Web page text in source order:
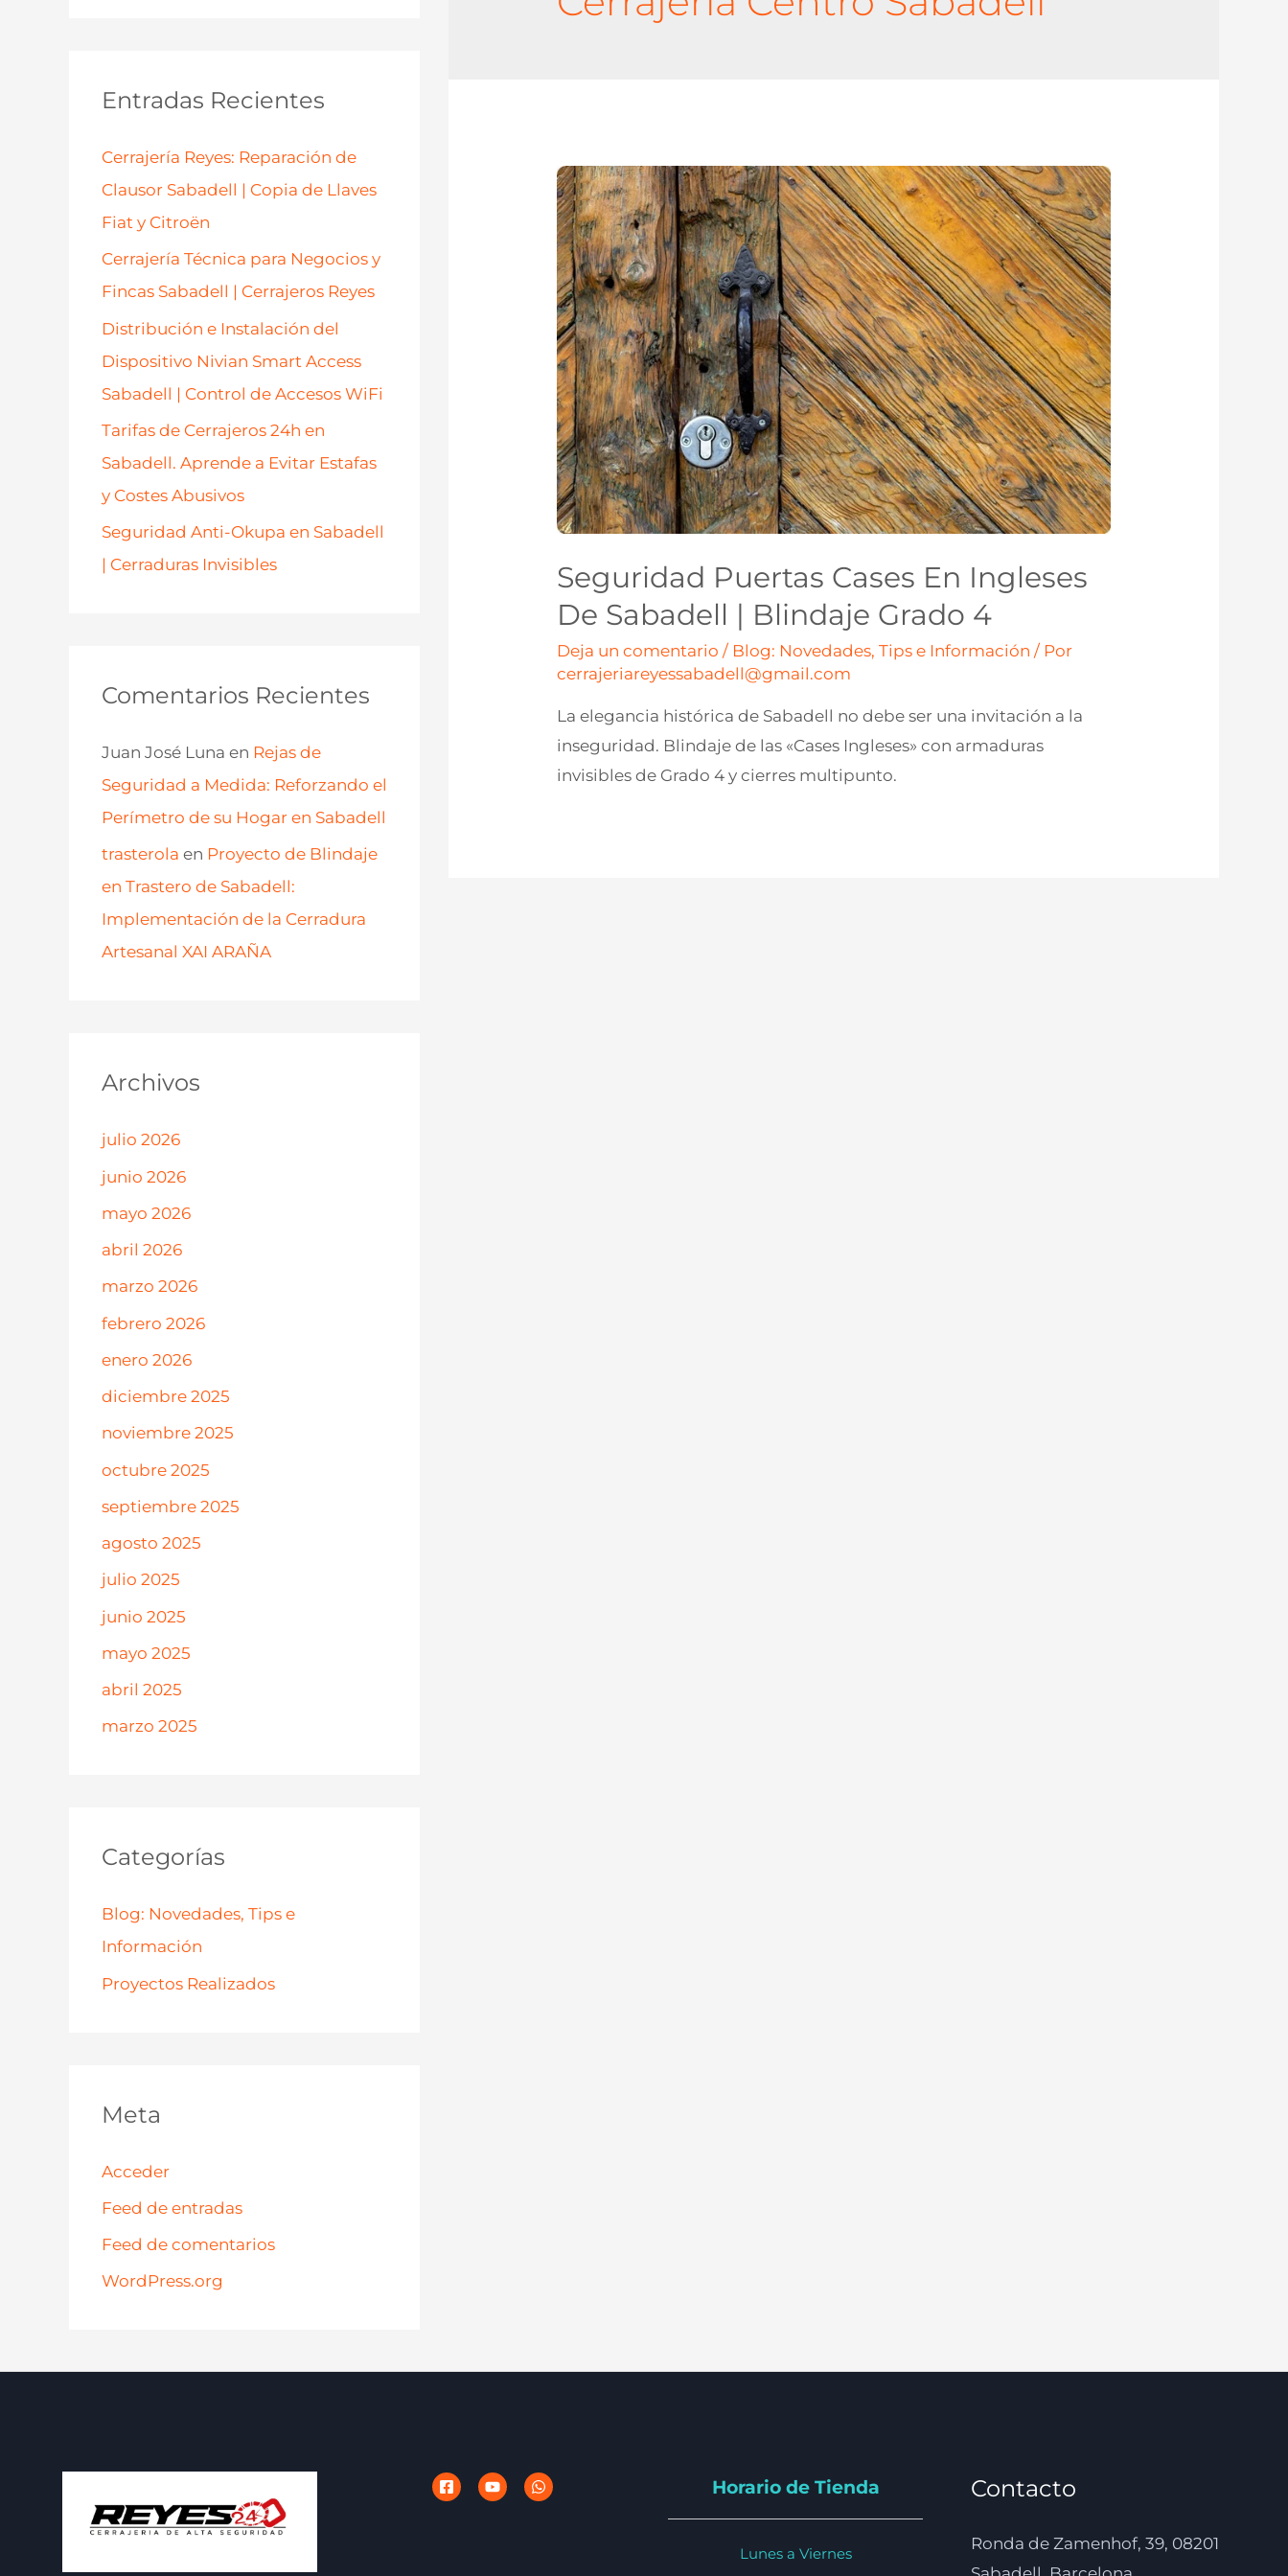
rEntradas Recientes
Cerrajería Reyes: Reparación de
Clausor Sabadell | Copia de Llaves
Fiat y Citroën
Cerrajería Técnica para Negocios y
Fincas Sabadell | Cerrajeros Reyes
Distribución e Instalación del
Dispositivo Nivian Smart Access
Sabadell | Control de Accesos WiFi
Tarifas de Cerrajeros 24h en
Sabadell. Aprende a Evitar Estafas
y Costes Abusivos
Seguridad Anti-Okupa en Sabadell
| Cerraduras Invisibles
Comentarios Recientes
Juan José Luna en Rejas de
Seguridad a Medida: Reforzando el
Perímetro de su Hogar en Sabadell
trasterola en Proyecto de Blindaje
en Trastero de Sabadell:
Implementación de la Cerradura
Artesanal XAI ARAÑA
Archivos
julio 2026
junio 2026
mayo 2026
abril 2026
marzo 2026
febrero 2026
enero 2026
diciembre 2025
noviembre 2025
octubre 2025
septiembre 2025
agosto 2025
julio 2025
junio 2025
mayo 2025
abril 2025
marzo 2025
Categorías
Blog: Novedades, Tips e
Información
Proyectos Realizados
Meta
Acceder
Feed de entradas
Feed de comentarios
WordPress.org
Seguridad Puertas Cases En Ingleses
De Sabadell | Blindaje Grado 4
Deja un comentario / Blog: Novedades, Tips e Información / Por
cerrajeriareyessabadell@gmail.com
La elegancia histórica de Sabadell no debe ser una invitación a la
inseguridad. Blindaje de las «Cases Ingleses» con armaduras
invisibles de Grado 4 y cierres multipunto.
Horario de Tienda
Lunes a Viernes
Contacto
Ronda de Zamenhof, 39, 08201